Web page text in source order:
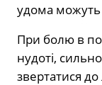
удома
При болю в
нудоті,
звертатися